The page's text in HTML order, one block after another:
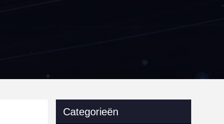
Categorieën